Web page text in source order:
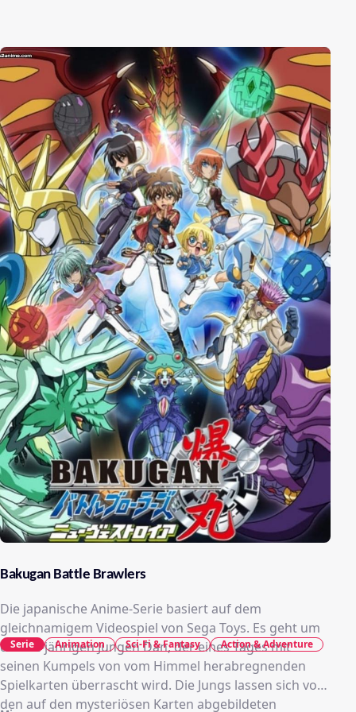
von der Außenwelt muss die ganze Klasse
zusammenhalten und zeigen, was sie bisher gelernt
hat. Vor allem Izuku und Katsuki wachsen gemeinsam
über sich hinaus, um Katsuma und die anderen
Einwohner zu beschützen. Doch wird das gegen den
superstarken Nine, der genau wie All for One mehrere
Spezialitäten besitzt, wirklich ausreichen?
Bakugan Battle Brawlers
Die japanische Anime-Serie basiert auf dem
gleichnamigem Videospiel von Sega Toys. Es geht um
den 12-jährigen Jungen Dan, der eines Tages mit
seinen Kumpels von vom Himmel herabregnenden
Spielkarten überrascht wird. Die Jungs lassen sich von
den auf den mysteriösen Karten abgebildeten
Serie Animation Sci-Fi & Fantasy Action & Adventure